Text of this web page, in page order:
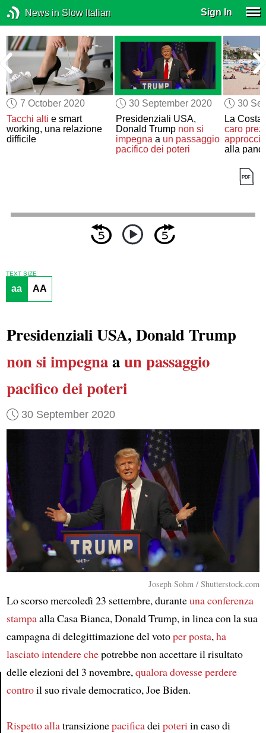
News in Slow Italian Sign In
7 October 2020
Tacchi alti e smart
working, una relazione
difficile
30 September 2020
Presidenziali USA,
Donald Trump non si
impegnaa un passaggio
pacifico dei poteri
30
La
caro
approccio
alla
TEXT SIZE
aa AA
Presidenziali USA, Donald Trump
non si impegnaaun passaggio
pacifico dei poteri
30 September 2020
Joseph Sohm / Shutterstock.com
Lo scorso mercoledì 23 settembre, duranteuna conferenza
stampaalla Casa Bianca, Donald Trump, in linea con la sua
campagna di delegittimazione del votoper posta,ha
lasciato intendere chepotrebbe non accettare il risultato
delle elezioni del 3 novembre,qualora dovesse perdere
controil suo rivale democratico, Joe Biden.
Rispetto allatransizionepacificadeipoteriin caso di